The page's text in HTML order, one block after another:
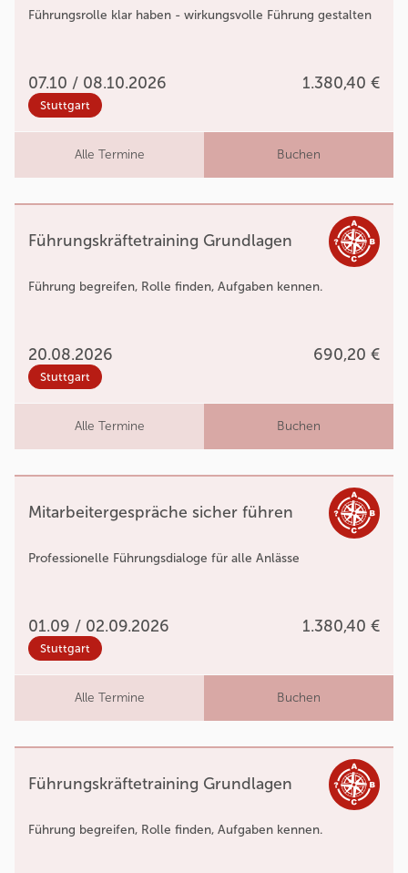
Führungsrolle klar haben - wirkungsvolle Führung gestalten
07.10 / 08.10.2026 1.380,40 €
Stuttgart
Alle Termine Buchen
Führungskräftetraining Grundlagen
Führung begreifen, Rolle finden, Aufgaben kennen.
20.08.2026 690,20 €
Stuttgart
Alle Termine Buchen
Mitarbeitergespräche sicher führen
Professionelle Führungsdialoge für alle Anlässe
01.09 / 02.09.2026 1.380,40 €
Stuttgart
Alle Termine Buchen
Führungskräftetraining Grundlagen
Führung begreifen, Rolle finden, Aufgaben kennen.